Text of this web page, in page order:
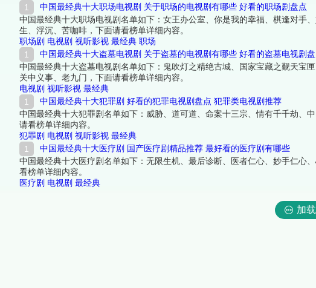
中国最经典十大职场电视剧 关于职场的电视剧有哪些 好看的职场剧盘点
中国最经典十大职场电视剧名单如下：女王办公室、你是我的幸福、棋逢对手
生、浮沉、苦咖啡，下面请看榜单详细内容。
职场剧 电视剧 视听影视 最经典 职场
中国最经典十大盗墓电视剧 关于盗墓的电视剧有哪些 好看的盗墓电视剧
中国最经典十大盗墓电视剧名单如下：鬼吹灯之精绝古城、国家宝藏之觐天宝
关中义事、老九门，下面请看榜单详细内容。
电视剧 视听影视 最经典
中国最经典十大犯罪剧 好看的犯罪电视剧盘点 犯罪类电视剧推荐
中国最经典十大犯罪剧名单如下：威胁、道可道、命案十三宗、情有千千劫、
请看榜单详细内容。
犯罪剧 电视剧 视听影视 最经典
中国最经典十大医疗剧 国产医疗剧精品推荐 最好看的医疗剧有哪些
中国最经典十大医疗剧名单如下：无限生机、最后诊断、医者仁心、妙手仁心
看榜单详细内容。
医疗剧 电视剧 最经典
加